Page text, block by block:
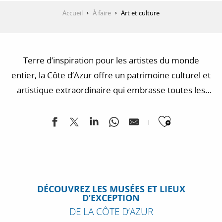
Accueil À faire Art et culture
Terre d’inspiration pour les artistes du monde
entier, la Côte d’Azur offre un patrimoine culturel et
artistique extraordinaire qui embrasse toutes les
découverte de musées aux collections
DÉCOUVREZ LES MUSÉES ET LIEUX
D’EXCEPTION
DE LA CÔTE D’AZUR
LES GRANDES EXPOSITIONS À NE PAS
MANQUER EN 2026 SUR LA CÔTE D’AZUR
LA ROUTE DES FORTS DES ALPES-